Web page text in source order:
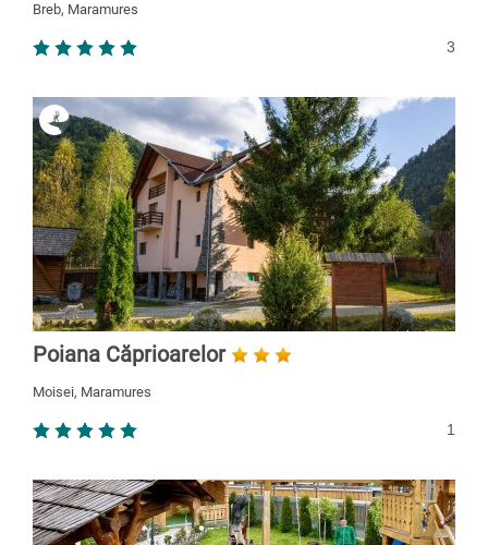
Breb, Maramures
3
Poiana Căprioarelor
Moisei, Maramures
1